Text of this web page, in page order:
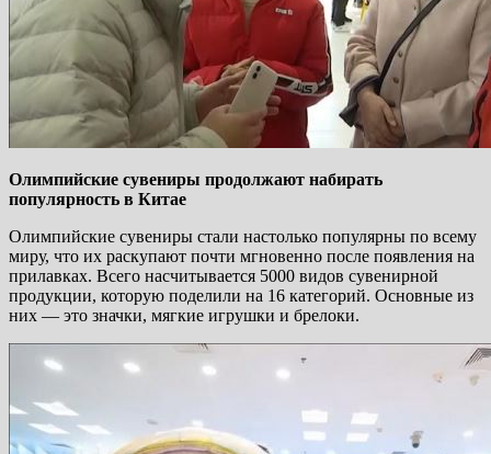
Олимпийские сувениры продолжают набирать
популярность в Китае
Олимпийские сувениры стали настолько популярны по всему
миру, что их раскупают почти мгновенно после появления на
прилавках. Всего насчитывается 5000 видов сувенирной
продукции, которую поделили на 16 категорий. Основные из
них — это значки, мягкие игрушки и брелоки.